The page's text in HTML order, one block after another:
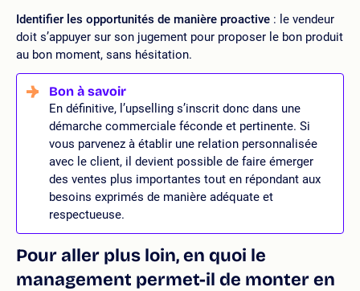
Identifier les opportunités de manière proactive : le vendeur
doit s’appuyer sur son jugement pour proposer le bon produit
au bon moment, sans hésitation.
En définitive, l’upselling s’inscrit donc dans une
démarche commerciale féconde et pertinente. Si
vous parvenez à établir une relation personnalisée
avec le client, il devient possible de faire émerger
des ventes plus importantes tout en répondant aux
besoins exprimés de manière adéquate et
respectueuse.
Pour aller plus loin, en quoi le
management permet-il de monter en